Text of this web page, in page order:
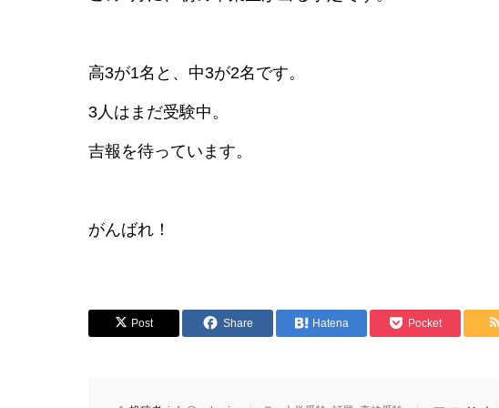
高3が1名と、中3が2名です。
3人はまだ受験中。
吉報を待っています。
がんばれ！
Post Share Hatena Pocket